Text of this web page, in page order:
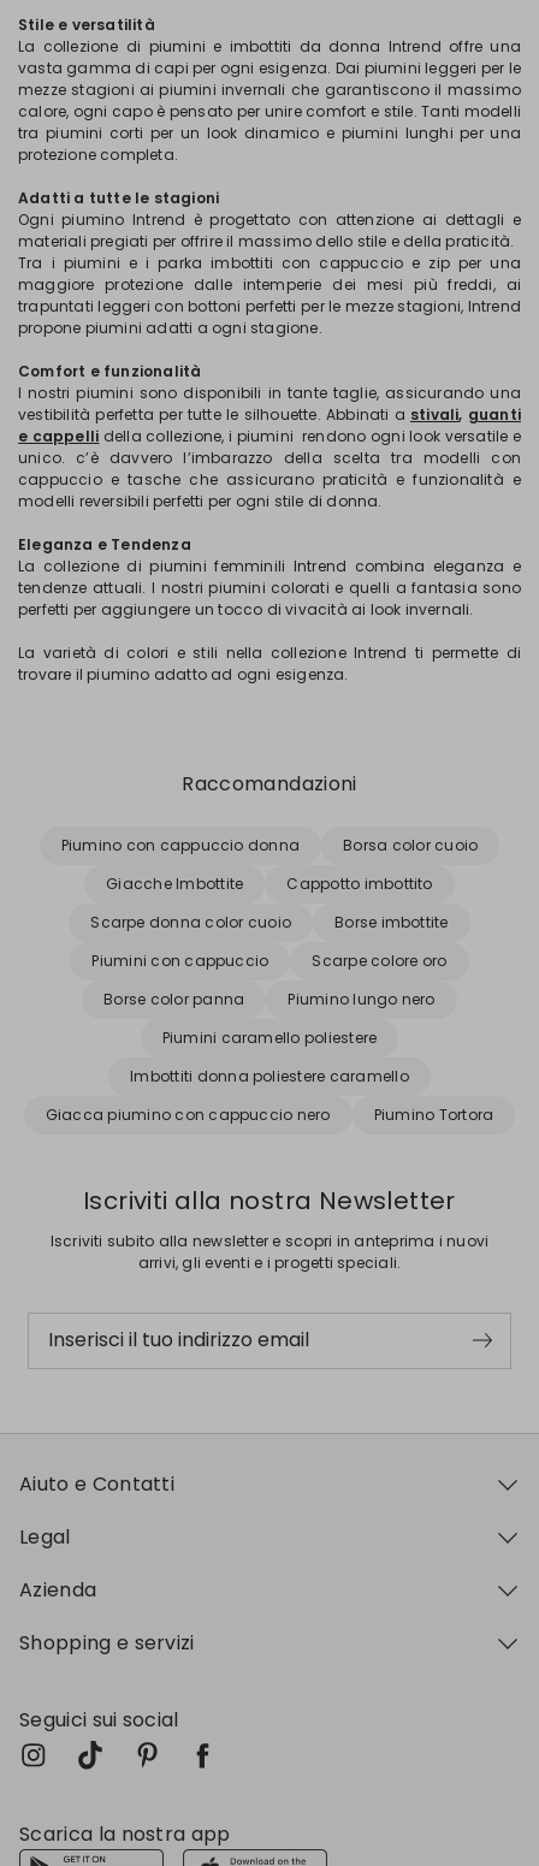
Stile e versatilità
La collezione di piumini e imbottiti da donna Intrend offre una
vasta gamma di capi per ogni esigenza. Dai piumini leggeri per le
mezze stagioni ai piumini invernali che garantiscono il massimo
calore, ogni capo è pensato per unire comfort e stile. Tanti modelli
tra piumini corti per un look dinamico e piumini lunghi per una
protezione completa.
Adatti a tutte le stagioni
Ogni piumino Intrend è progettato con attenzione ai dettagli e
materiali pregiati per offrire il massimo dello stile e della praticità.
Tra i piumini e i parka imbottiti con cappuccio e zip per una
maggiore protezione dalle intemperie dei mesi più freddi, ai
trapuntati leggeri con bottoni perfetti per le mezze stagioni, Intrend
propone piumini adatti a ogni stagione.
Comfort e funzionalità
I nostri piumini sono disponibili in tante taglie, assicurando una
vestibilità perfetta per tutte le silhouette. Abbinati a stivali, guanti
e cappelli della collezione, i piumini rendono ogni look versatile e
unico. c’è davvero l’imbarazzo della scelta tra modelli con
cappuccio e tasche che assicurano praticità e funzionalità e
modelli reversibili perfetti per ogni stile di donna.
Eleganza e Tendenza
La collezione di piumini femminili Intrend combina eleganza e
tendenze attuali. I nostri piumini colorati e quelli a fantasia sono
perfetti per aggiungere un tocco di vivacità ai look invernali.
La varietà di colori e stili nella collezione Intrend ti permette di
trovare il piumino adatto ad ogni esigenza.
Raccomandazioni
Piumino con cappuccio donna
Borsa color cuoio
Giacche Imbottite
Cappotto imbottito
Scarpe donna color cuoio
Borse imbottite
Piumini con cappuccio
Scarpe colore oro
Borse color panna
Piumino lungo nero
Piumini caramello poliestere
Imbottiti donna poliestere caramello
Giacca piumino con cappuccio nero
Piumino Tortora
Iscriviti alla nostra Newsletter
Iscriviti subito alla newsletter e scopri in anteprima i nuovi
arrivi, gli eventi e i progetti speciali.
Inserisci il tuo indirizzo email
Aiuto e Contatti
Legal
Azienda
Shopping e servizi
Seguici sui social
Scarica la nostra app